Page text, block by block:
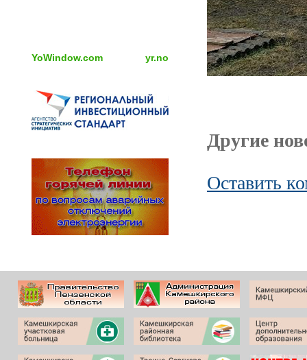
YoWindow.com yr.no
Другие
Оставить